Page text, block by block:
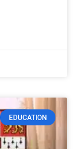
EDUCATION